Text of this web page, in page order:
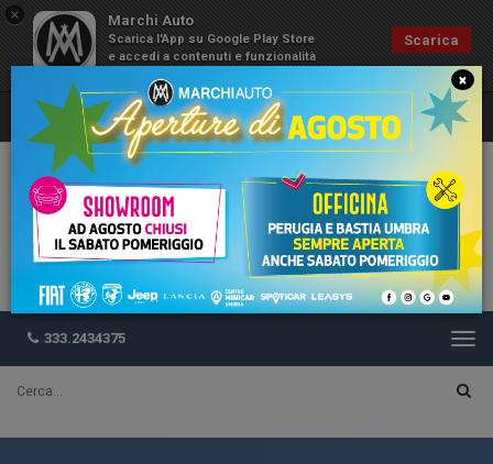
× Marchi Auto
Scarica l'App su Google Play Store
e accedi a contenuti e funzionalità
Scarica
333.2434375
×